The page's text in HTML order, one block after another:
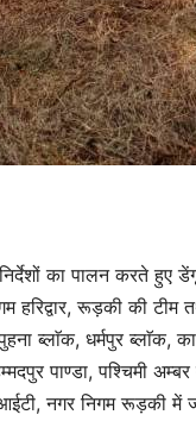
निर्देशों का पालन करते
हरिद्वार, रूड़की की
ब्लाॅक, धर्मपुर ब्लाॅक,
पाण्डा, पश्चिमी
नगर निगम रूड़की